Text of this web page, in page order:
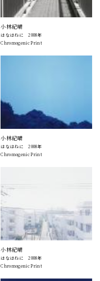
小林紀晴
はなはねに 2008年
Chromogenic Print
小林紀晴
はなはねに 2008年
Chromogenic Print
小林紀晴
はなはねに 2008年
Chromogenic Print